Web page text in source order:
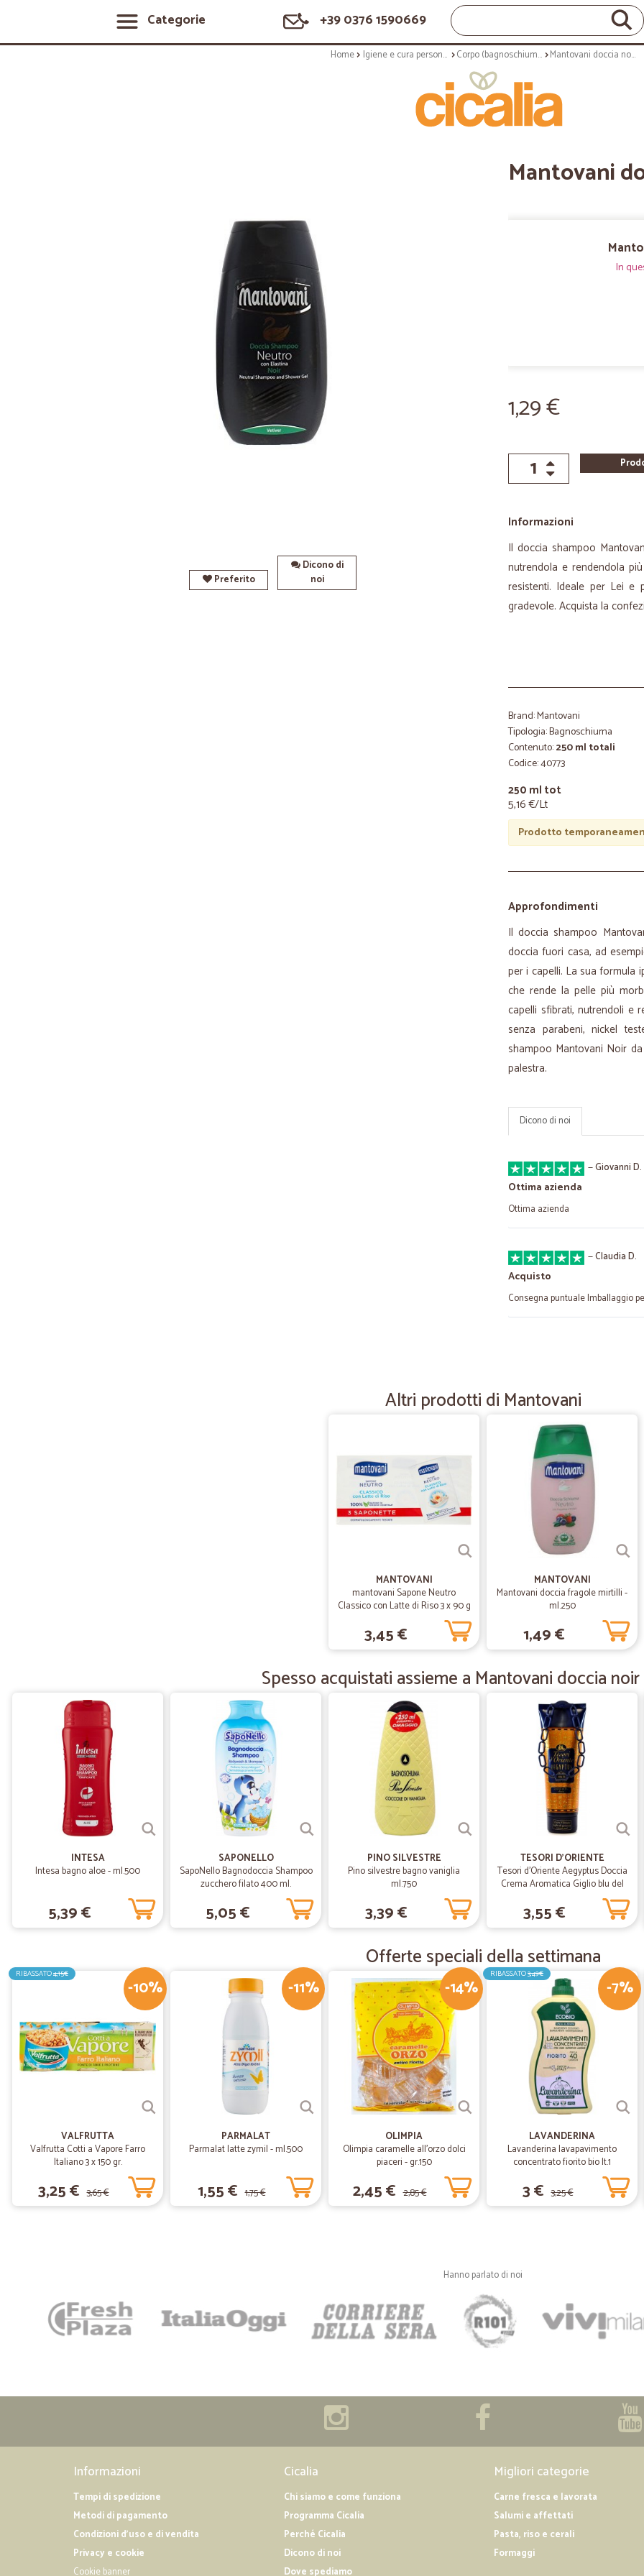
Categorie +39 0376 1590669
Home Igiene e cura personale Corpo (bagnoschiuma, crema corpo) Mantovani doccia noir - ml.250
Preferito
Dicono di
noi
Mantovani
In
1,29 €
Informazioni
Il doccia shampoo
nutrendola e rendendola
resistenti. Ideale per Lei e
gradevole. Acquista la
Brand: Mantovani
Tipologia: Bagnoschiuma
Contenuto:250 ml totali
Codice: 40773
250 ml tot
5,16 €/Lt
Prodotto
Approfondimenti
Il doccia shampoo
doccia fuori casa, ad
per i capelli. La sua formula
che rende la pelle più
capelli sfibrati, nutrendoli e
senza parabeni, nickel
shampoo Mantovani Noir
palestra.
Dicono di noi
—Giovanni D.
Ottima azienda
Ottima azienda
—Claudia D.
Acquisto
Consegna puntuale Imballaggio
—
Ottimo sito dove si trova
Ottimo sito dove si trova di tutto
—
Prodotti di ottima qualità..
calcio.....sicuramente riaquisto
Paolo C.
Positivo comperare su Cicalia
Positivo comperare su Cicalia,
prodotti comuni, consiglio!
tutto eccellente
tutto eccellente
Servizio ottimo!!
Servizio ottimo!!! Prodotti
Edoardo Q.
Ottima esperienza di
Ottima esperienza di acquisto,
Claudia P.
Ottimo.Lo consiglio.
Ottimo.Lo consiglio.
Altri prodotti di Mantovani
MANTOVANI
mantovani Sapone Neutro
Classico con Latte di Riso 3 x 90 g
3,45 €
MANTOVANI
Mantovani doccia fragole mirtilli -
ml.250
1,49 €
Spesso acquistati assieme a Mantovani doccia
INTESA
Intesa bagno aloe - ml.500
5,39 €
SAPONELLO
SapoNello Bagnodoccia Shampoo
zucchero filato 400 ml.
5,05 €
PINO SILVESTRE
Pino silvestre bagno vaniglia
ml.750
3,39 €
TESORI D'ORIENTE
Tesori d'Oriente Aegyptus Doccia
Crema Aromatica Giglio blu del
Nilo e Latte di Papiro 250 ml.
3,55 €
Offerte speciali della settimana
-10%
RIBASSATO4,15€
VALFRUTTA
Valfrutta Cotti a Vapore Farro
Italiano 3 x 150 gr.
3,25 € 3,65 €
-11%
PARMALAT
Parmalat latte zymil - ml.500
1,55 € 1,75 €
-14%
OLIMPIA
Olimpia caramelle all'orzo dolci
piaceri - gr.150
2,45 € 2,85 €
-7%
RIBASSATO3,49€
LAVANDERINA
Lavanderina lavapavimento
concentrato fiorito bio lt.1
3 € 3,25 €
Hanno parlato di noi
Informazioni
Tempi di spedizione
Metodi di pagamento
Condizioni d'uso e di vendita
Privacy e cookie
Cookie banner
Cicalia
Chi siamo e come funziona
Programma Cicalia
Perché Cicalia
Dicono di noi
Dove spediamo
Migliori categorie
Carne fresca e lavorata
Salumi e affettati
Pasta, riso e cerali
Formaggi